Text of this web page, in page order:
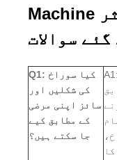
Machine کے بارے میں اکثر
گئے سوالات
Q1: کیا سوراخ
کی شکلیں اور
سائز اپنی مرضی
کے مطابق کیے
جا سکتے ہیں؟
A1: جی ہاں، کنگریل اسٹیل سلٹر